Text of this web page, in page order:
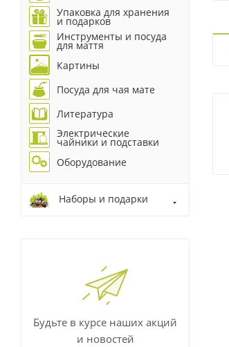
Упаковка для хранения
и подарков
Инструменты и посуда
для маття
Картины
Посуда для чая мате
Литература
Электрические
чайники и подставки
Оборудование
Наборы и подарки
Будьте в курсе наших акций
и новостей